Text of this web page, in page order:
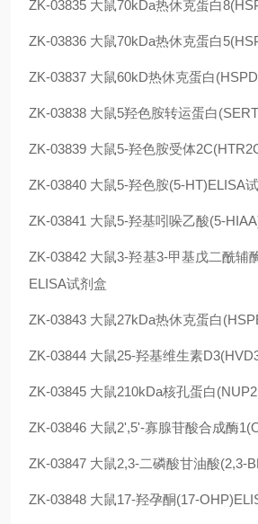
ZK-03835 大鼠70kDa热休克蛋白
ZK-03836 大鼠70kDa热休克蛋白
ZK-03837 大鼠60kD热休克蛋白
ZK-03838 大鼠5羟色胺转运蛋白
ZK-03839 大鼠5-羟色胺受体
ZK-03840 大鼠5-羟色胺(5-HT)ELISA
ZK-03841 大鼠5-羟基吲哚乙酸(5-
ZK-03842 大鼠3-羟基3-甲基戊二酰辅
ELISA试剂盒
ZK-03843 大鼠27kDa热休克蛋白
ZK-03844 大鼠25-羟基维生素
ZK-03845 大鼠210kDa核孔蛋白
ZK-03846 大鼠2',5'-寡腺苷酸合成酶
ZK-03847 大鼠2,3-二磷酸甘油酸(2,3-
ZK-03848 大鼠17-羟孕酮(17-